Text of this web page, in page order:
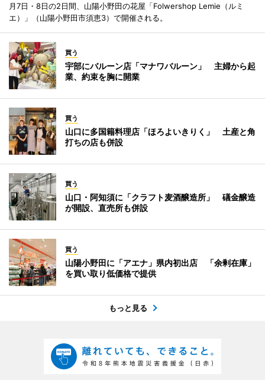
月7日・8日の2日間、山陽小野田の花屋「Folwershop Lemie（ルミ
エ）」（山陽小野田市須恵3）で開催される。
買う
宇部にバルーン店「マナワバルーン」 主婦から起
業、約束を胸に開業
買う
山口に多国籍料理店「ほろよいきりく」 土産と角
打ちの店も併設
買う
山口・阿知須に「クラフト麦酒醸造所」 礒金醸造
が開設、直売所も併設
買う
山陽小野田に「アエナ」県内初出店 「余剰在庫」
を買い取り低価格で提供
もっと見る